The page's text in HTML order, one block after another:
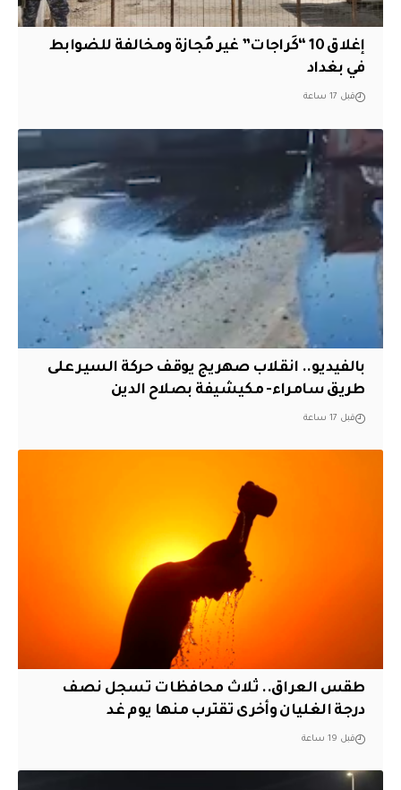
إغلاق 10 “كَراجات” غير مُجازة ومخالفة للضوابط
في بغداد
قبل 17 ساعة
بالفيديو.. انقلاب صهريج يوقف حركة السير على
طريق سامراء- مكيشيفة بصلاح الدين
قبل 17 ساعة
طقس العراق.. ثلاث محافظات تسجل نصف
درجة الغليان وأخرى تقترب منها يوم غد
قبل 19 ساعة